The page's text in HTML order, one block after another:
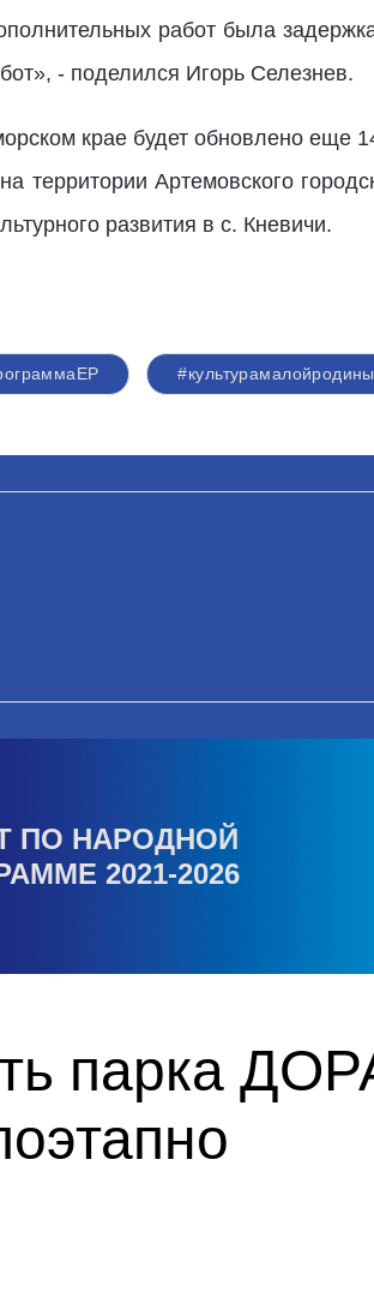
работ была
- поделился Игорь Селезнев.
крае будет обновлено еще
Артемовского
развития в с. Кневичи.
#культурамалойродины
ПО НАРОДНОЙ
2021-2026
парка